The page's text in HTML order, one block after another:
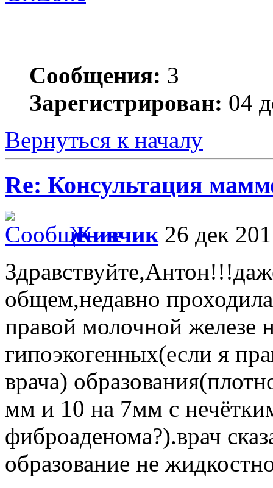
Сообщения: 3
Зарегистрирован: 04
Вернуться к началу
Re: Консультация
Живчик26 дек
общем,недавно
правой молочной железе
гипоэкогенных(если я
врача)
мм и 10 на 7мм с
фиброаденома?).врач
образование не